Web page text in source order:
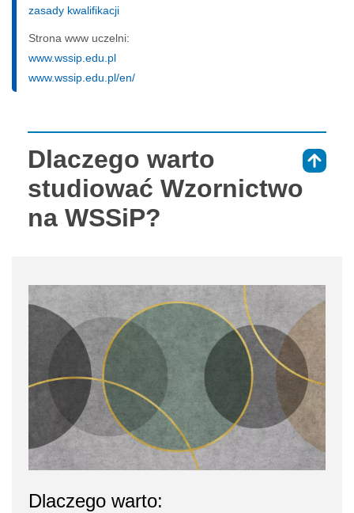
zasady kwalifikacji
Strona www uczelni:
www.wssip.edu.pl
www.wssip.edu.pl/en/
Dlaczego warto
studiować Wzornictwo
na WSSiP?
Dlaczego warto: